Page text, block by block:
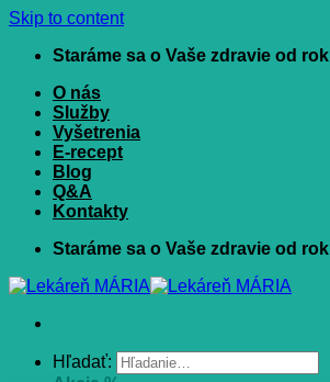
Skip to content
Staráme sa o Vaše zdravie od
O nás
Služby
Vyšetrenia
E-recept
Blog
Q&A
Kontakty
Staráme sa o Vaše zdravie od
Hľadať: